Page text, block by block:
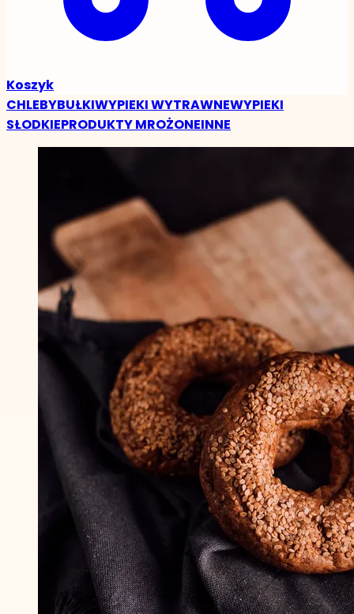
Koszyk
CHLEBYBUŁKIWYPIEKI WYTRAWNEWYPIEKI
SŁODKIEPRODUKTY MROŻONEINNE